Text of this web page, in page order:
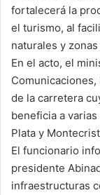
fortalecerá la
el turismo, al
naturales y
En el acto, el
de la carretera
beneficia a
Plata y
El funcionario
presidente
infraestructuras